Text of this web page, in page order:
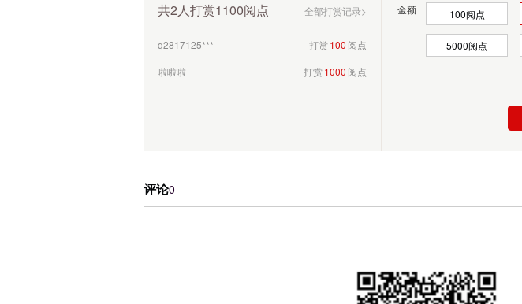
共2人打赏1100阅点 全部打赏记录>
q2817125*** 打赏100 阅点
啦啦啦
打赏1000 阅点
金额 100阅点
5000阅点
评论0